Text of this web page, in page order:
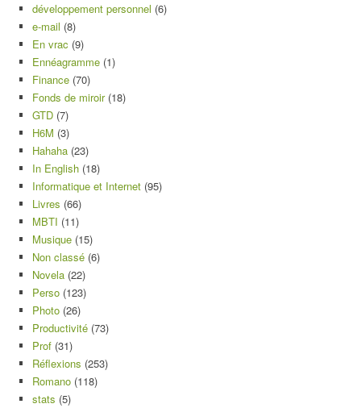
développement personnel (6)
e-mail (8)
En vrac (9)
Ennéagramme (1)
Finance (70)
Fonds de miroir(18)
GTD (7)
H6M (3)
Hahaha (23)
In English (18)
Informatique et Internet (95)
Livres (66)
MBTI (11)
Musique (15)
Non classé (6)
Novela (22)
Perso (123)
Photo (26)
Productivité (73)
Prof (31)
Réflexions (253)
Romano (118)
stats (5)